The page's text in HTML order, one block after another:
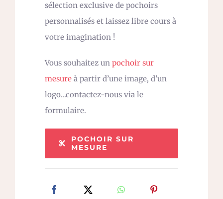
sélection exclusive de pochoirs
personnalisés et laissez libre cours à
votre imagination !
Vous souhaitez un pochoir sur
mesure à partir d’une image, d’un
logo…contactez-nous via le
formulaire.
POCHOIR SUR
MESURE